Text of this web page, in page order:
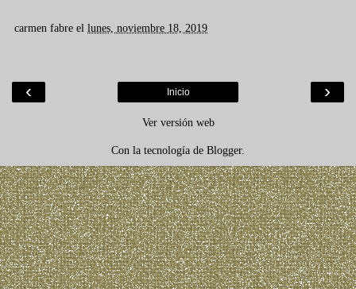
carmen fabre el lunes, noviembre 18, 2019
‹ ›
Inicio
Ver versión web
Con la tecnología de Blogger.